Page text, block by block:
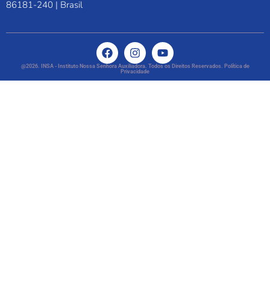
86181-240 | Brasil
@2026. INSA - Instituto Nossa Senhora Auxiliadora. Todos os Direitos Reservados. Política de
Privacidade